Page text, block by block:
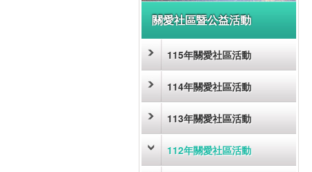
關愛社區暨公益活動
115年關愛社區活動
114年關愛社區活動
113年關愛社區活動
112年關愛社區活動